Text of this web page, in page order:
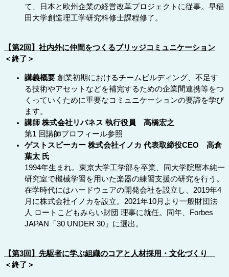
て、日本と欧州企業の経営改革プロジェクトに従事。早稲
田大学創造理工学研究科修士課程修了。
【第2回】社内外に仲間をつくるブリッジコミュニケーション
＜終了＞
講義概要 創業初期におけるチームビルディング、不足す
る技術やアセットなどを補完するための企業間連携等をつ
くっていくために重要なコミュニケーションの要諦を学び
ます。
講師 株式会社リバネス 執行役員 髙橋宏之
第1 回講師プロフィール参照
ゲストスピーカー 株式会社イノカ 代表取締役CEO 高倉
葉太 氏
1994年生まれ。東京大学工学部を卒業、同大学院暦本純一
研究室で機械学習を用いた楽器の練習支援の研究を行う。
在学時代にはハードウェアの開発会社を設立し、2019年4
月に株式会社イノカを設立。2021年10月より一般財団法
人 ロートこどもみらい財団 理事に就任。同年、Forbes
JAPAN「30 UNDER 30」に選出。
【第3回】先駆者に学ぶ組織のコアと人材採用・文化づくり
＜終了＞